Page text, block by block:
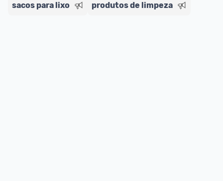
sacos para lixo
produtos de limpeza